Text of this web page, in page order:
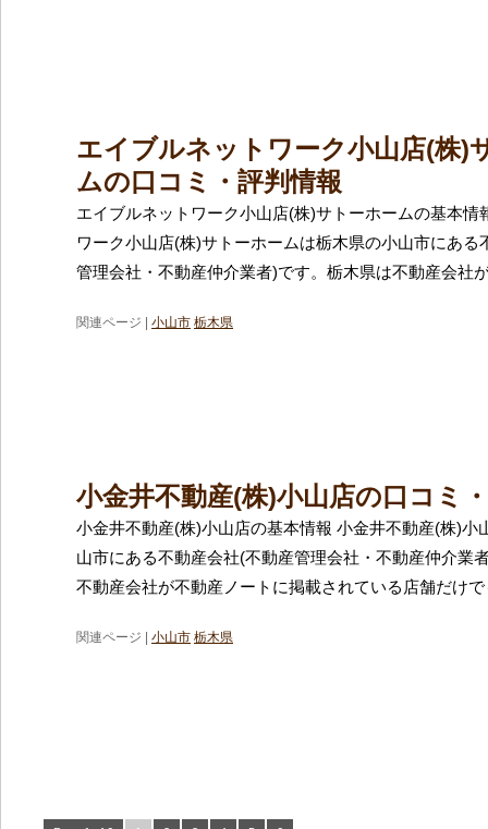
エイブルネットワーク小山店(株)
ムの口コミ・評判情報
エイブルネットワーク小山店(株)サトーホームの基本情
ワーク小山店(株)サトーホームは栃木県の小山市にある
管理会社・不動産仲介業者)です。栃木県は不動産会社
関連ページ | 小山市 栃木県
小金井不動産(株)小山店の口コミ
小金井不動産(株)小山店の基本情報 小金井不動産(株)小
山市にある不動産会社(不動産管理会社・不動産仲介業
不動産会社が不動産ノートに掲載されている店舗だけで
関連ページ | 小山市 栃木県